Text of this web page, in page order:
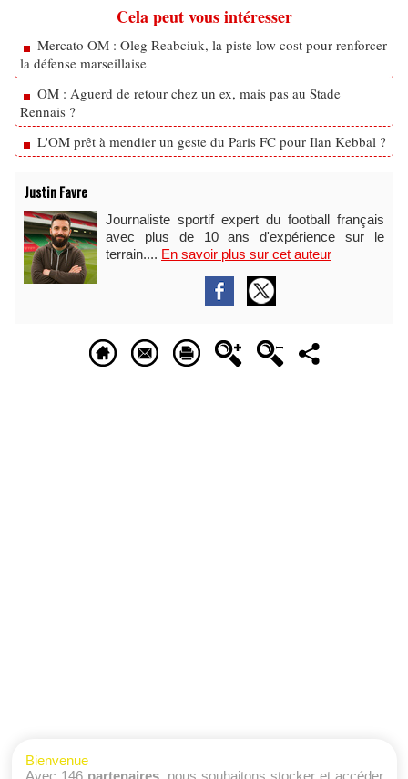
Cela peut vous intéresser
Mercato OM : Oleg Reabciuk, la piste low cost pour renforcer
la défense marseillaise
OM : Aguerd de retour chez un ex, mais pas au Stade
Rennais ?
L'OM prêt à mendier un geste du Paris FC pour Ilan Kebbal ?
Justin Favre
Journaliste sportif expert du football français
avec plus de 10 ans d'expérience sur le
terrain.... En savoir plus sur cet auteur
Bienvenue
Avec 146 partenaires, nous souhaitons stocker et accéder